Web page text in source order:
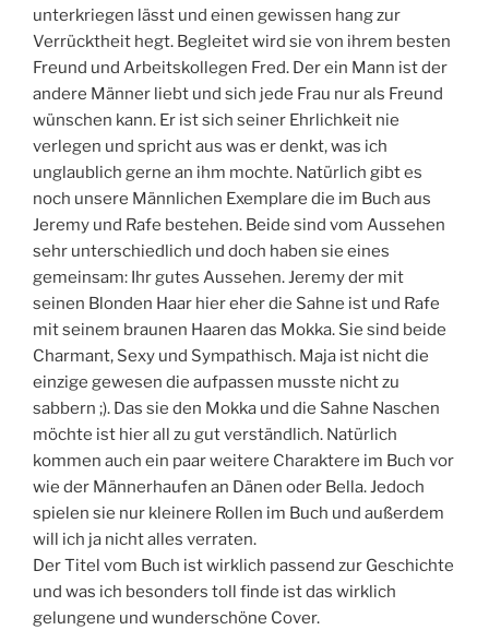
unterkriegen lässt und einen gewissen hang zur
Verrücktheit hegt. Begleitet wird sie von ihrem besten
Freund und Arbeitskollegen Fred. Der ein Mann ist der
andere Männer liebt und sich jede Frau nur als Freund
wünschen kann. Er ist sich seiner Ehrlichkeit nie
verlegen und spricht aus was er denkt, was ich
unglaublich gerne an ihm mochte. Natürlich gibt es
noch unsere Männlichen Exemplare die im Buch aus
Jeremy und Rafe bestehen. Beide sind vom Aussehen
sehr unterschiedlich und doch haben sie eines
gemeinsam: Ihr gutes Aussehen. Jeremy der mit
seinen Blonden Haar hier eher die Sahne ist und Rafe
mit seinem braunen Haaren das Mokka. Sie sind beide
Charmant, Sexy und Sympathisch. Maja ist nicht die
einzige gewesen die aufpassen musste nicht zu
sabbern ;). Das sie den Mokka und die Sahne Naschen
möchte ist hier all zu gut verständlich. Natürlich
kommen auch ein paar weitere Charaktere im Buch vor
wie der Männerhaufen an Dänen oder Bella. Jedoch
spielen sie nur kleinere Rollen im Buch und außerdem
will ich ja nicht alles verraten.
Der Titel vom Buch ist wirklich passend zur Geschichte
und was ich besonders toll finde ist das wirklich
gelungene und wunderschöne Cover.